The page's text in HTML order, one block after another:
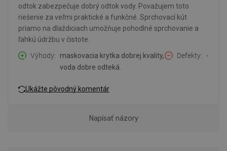
odtok zabezpečuje dobrý odtok vody. Považujem toto
riešenie za veľmi praktické a funkčné. Sprchovací kút
priamo na dlaždiciach umožňuje pohodlné sprchovanie a
ľahkú údržbu v čistote.
Výhody
maskovacia krytka dobrej kvality,
voda dobre odteká.
Defekty -
Ukážte pôvodný komentár
Napísať názory